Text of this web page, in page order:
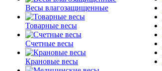
Весы влагозащищенные
Товарные весы
Счетные весы
Крановые весы